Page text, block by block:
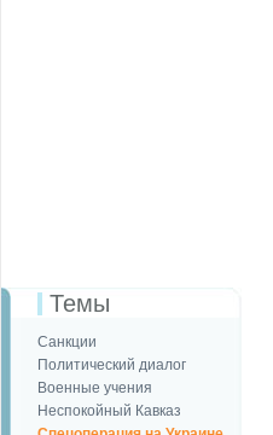
Темы
Санкции
Политический диалог
Военные учения
Неспокойный Кавказ